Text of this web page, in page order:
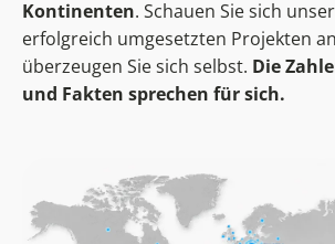
Kontinenten. Schauen Sie sich
erfolgreich umgesetzten Projekten
überzeugen Sie sich selbst. Die
und Fakten sprechen für sich.